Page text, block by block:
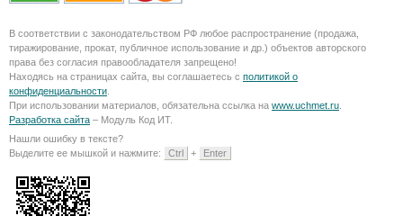
В соответствии с законодательством РФ любое распространение (продажа,
тиражирование, прокат, публичное использование и др.) объектов авторского
права без согласия правообладателя запрещено!
Находясь на страницах сайта, вы соглашаетесь с политикой о
конфиденциальности
При использовании материалов, обязательна ссылка на www.uchmet.ru
Разработка сайта – Модуль Код ИТ.
Нашли ошибку в тексте?
Выделите ее мышкой и нажмите:
Ctrl + Enter